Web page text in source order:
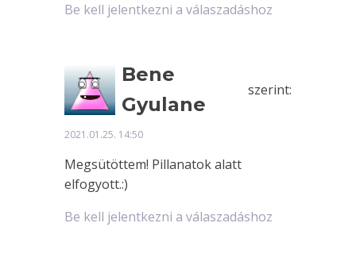
Be kell jelentkezni a válaszadáshoz
Bene
Gyulane
szerint:
2021.01.25. 14:50
Megsütöttem! Pillanatok alatt
elfogyott.:)
Be kell jelentkezni a válaszadáshoz